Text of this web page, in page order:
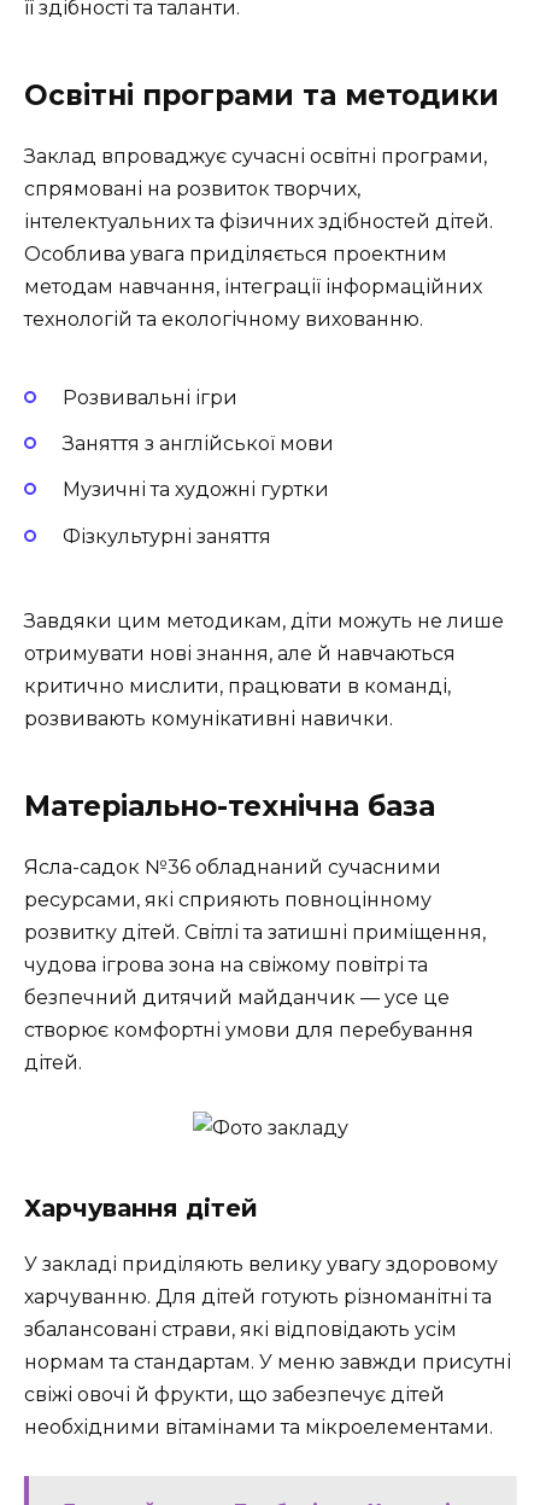
її здібності та таланти.
Освітні програми та методики
Заклад впроваджує сучасні освітні програми,
спрямовані на розвиток творчих,
інтелектуальних та фізичних здібностей дітей.
Особлива увага приділяється проектним
методам навчання, інтеграції інформаційних
технологій та екологічному вихованню.
Розвивальні ігри
Заняття з англійської мови
Музичні та художні гуртки
Фізкультурні заняття
Завдяки цим методикам, діти можуть не лише
отримувати нові знання, але й навчаються
критично мислити, працювати в команді,
розвивають комунікативні навички.
Матеріально-технічна база
Ясла-садок №36 обладнаний сучасними
ресурсами, які сприяють повноцінному
розвитку дітей. Світлі та затишні приміщення,
чудова ігрова зона на свіжому повітрі та
безпечний дитячий майданчик — усе це
створює комфортні умови для перебування
дітей.
Харчування дітей
У закладі приділяють велику увагу здоровому
харчуванню. Для дітей готують різноманітні та
збалансовані страви, які відповідають усім
нормам та стандартам. У меню завжди присутні
свіжі овочі й фрукти, що забезпечує дітей
необхідними вітамінами та мікроелементами.